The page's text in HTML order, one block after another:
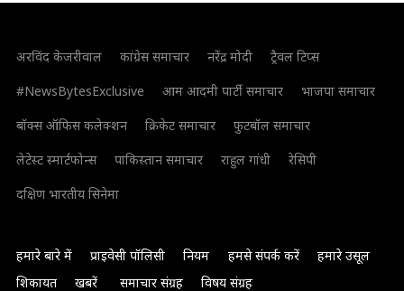
अरविंद केजरीवाल कांग्रेस समाचार नरेंद्र मोदी
ट्रैवल टिप्स
#NewsBytesExclusive
आम आदमी पार्टी समाचार
भाजपा समाचार
बॉक्स ऑफिस कलेक्शन
क्रिकेट समाचार
फुटबॉल समाचार
लेटेस्ट स्मार्टफोन्स
पाकिस्तान समाचार राहुल गांधी
रेसिपी
दक्षिण भारतीय सिनेमा
हमारे बारे में प्राइवेसी पॉलिसी नियम हमसे संपर्क करें
हमारे उसूल
शिकायत
खबरें समाचार संग्रह विषय संग्रह